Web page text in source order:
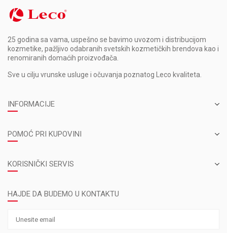
25 godina sa vama, uspešno se bavimo uvozom i distribucijom
kozmetike, pažljivo odabranih svetskih kozmetičkih brendova kao i
renomiranih domaćih proizvođača.
Sve u cilju vrunske usluge i očuvanja poznatog Leco kvaliteta.
INFORMACIJE
POMOĆ PRI KUPOVINI
KORISNIČKI SERVIS
HAJDE DA BUDEMO U KONTAKTU